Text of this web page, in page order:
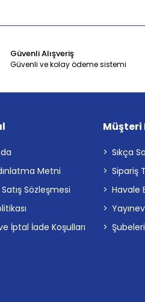
Güvenli Alışveriş
Güvenli ve kolay ödeme sistemi
Metni
Sözleşmesi
İptal İade Koşulları
Müşteri
Sıkça
Sipariş
Havale